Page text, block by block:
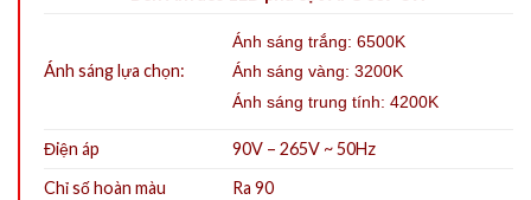
Ánh sáng lựa chọn:
Ánh sáng trắng: 6500K
Ánh sáng vàng: 3200K
Ánh sáng trung tính: 4200K
Điện áp
90V – 265V ~ 50Hz
Chỉ số hoàn màu
Ra 90